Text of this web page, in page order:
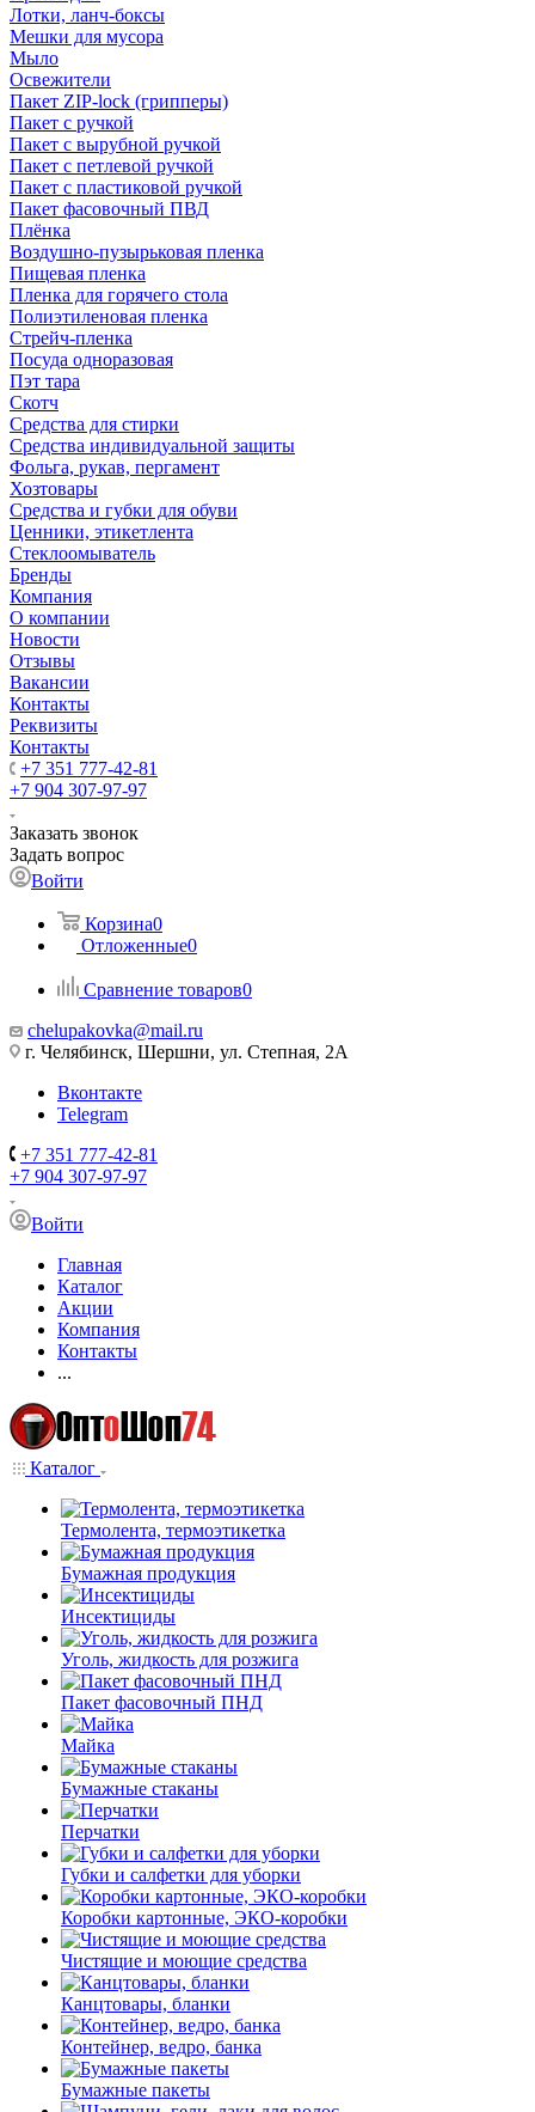
Лотки, ланч-боксы
Мешки для мусора
Мыло
Освежители
Пакет ZIP-lock (грипперы)
Пакет с ручкой
Пакет с вырубной ручкой
Пакет с петлевой ручкой
Пакет с пластиковой ручкой
Пакет фасовочный ПВД
Плёнка
Воздушно-пузырьковая пленка
Пищевая пленка
Пленка для горячего стола
Полиэтиленовая пленка
Стрейч-пленка
Посуда одноразовая
Пэт тара
Скотч
Средства для стирки
Средства индивидуальной защиты
Фольга, рукав, пергамент
Хозтовары
Средства и губки для обуви
Ценники, этикетлента
Стеклоомыватель
Бренды
Компания
О компании
Новости
Отзывы
Вакансии
Контакты
Реквизиты
Контакты
+7 351 777-42-81
+7 904 307-97-97
Заказать звонок
Задать вопрос
Войти
Корзина0
Отложенные0
Сравнение товаров0
chelupakovka@mail.ru
г. Челябинск, Шершни, ул. Степная, 2А
Вконтакте
Telegram
+7 351 777-42-81
+7 904 307-97-97
Войти
Главная
Каталог
Акции
Компания
Контакты
...
Каталог
Термолента, термоэтикетка
Бумажная продукция
Инсектициды
Уголь, жидкость для розжига
Пакет фасовочный ПНД
Майка
Бумажные стаканы
Перчатки
Губки и салфетки для уборки
Коробки картонные, ЭКО-коробки
Чистящие и моющие средства
Канцтовары, бланки
Контейнер, ведро, банка
Бумажные пакеты